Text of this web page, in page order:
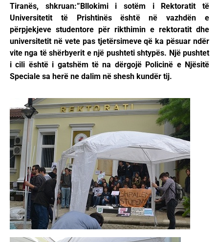
Tiranës, shkruan:”Bllokimi i sotëm i Rektoratit të
Universitetit të Prishtinës është në vazhdën e
përpjekjeve studentore për rikthimin e rektoratit dhe
universitetit në vete pas tjetërsimeve që ka pësuar ndër
vite nga të shërbyerit e një pushteti shtypës. Një pushtet
i cili është i gatshëm të na dërgojë Policinë e Njësitë
Speciale sa herë ne dalim në shesh kundër tij.